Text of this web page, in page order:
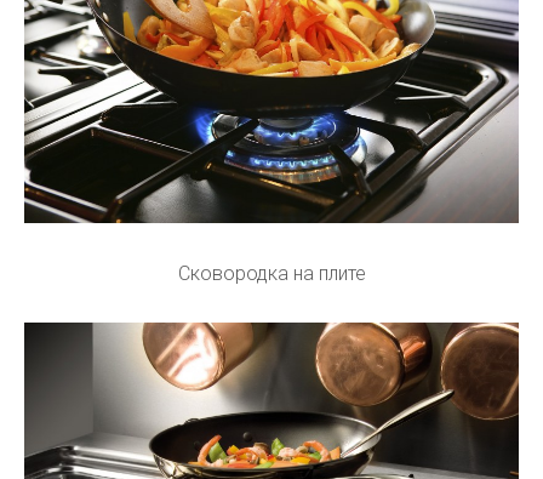
Сковородка на плите